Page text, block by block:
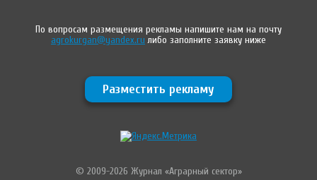
По вопросам размещения рекламы напишите нам на почту
agrokurgan@yandex.ru либо заполните заявку ниже
Разместить рекламу
© 2009-2026 Журнал «Аграрный сектор»